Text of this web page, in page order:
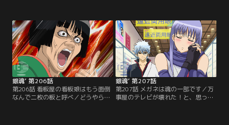
でいた。近況報告も兼ねた年賀状の
中には馴染みの顔からも…。しかし
差出人たちは年賀状でやりたい放
題！「カカオよりココロ」バレンタ
インなんて茶番はやめるべきだ！！
と訴える万事屋の男子二名。【提
供：バンダイチャンネル】
すか？」と娘から問いかけられる山
崎。その娘は山崎の張り込み対象の
居酒屋女主人・楢崎幸だった。「人
は皆運命と戦う戦士」断られると思
いつつも妙を野球観戦に誘う近藤。
【提供：バンダイチャンネル】
銀魂’ 第206話
第206話 看板屋の看板娘はもう面倒
なんで二枚の板と呼べ／どうやらキ
銀魂’ 第207話
第207話 メガネは魂の一部です／万
事屋のテレビが壊れた！と、思った